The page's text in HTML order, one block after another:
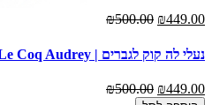
₪449.00
₪500.00
נעלי לה קוק לגברים | Le Coq Audrey
₪449.00
₪500.00